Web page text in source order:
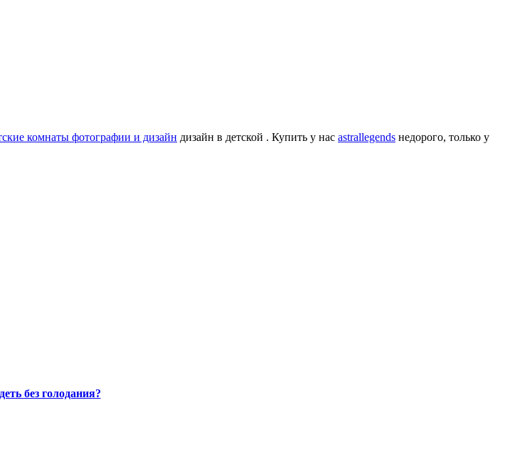
комнаты фотографии и дизайн дизайн в детской . Купить у нас astrallegends недорого, только у
без голодания?